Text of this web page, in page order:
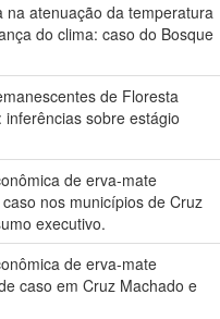
atenuação da temperatura
do clima: caso do Bosque
de Floresta
sobre estágio
de erva-mate
nos municípios de Cruz
executivo.
de erva-mate
caso em Cruz Machado e